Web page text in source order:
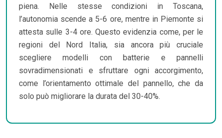
piena. Nelle stesse condizioni in Toscana,
l’autonomia scende a 5-6 ore, mentre in Piemonte si
attesta sulle 3-4 ore. Questo evidenzia come, per le
regioni del Nord Italia, sia ancora più cruciale
scegliere modelli con batterie e pannelli
sovradimensionati e sfruttare ogni accorgimento,
come l’orientamento ottimale del pannello, che da
solo può migliorare la durata del 30-40%.